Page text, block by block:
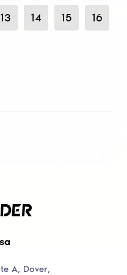
13 14 15 16
A, Dover,